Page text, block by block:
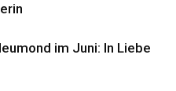
im Juni: In Liebe